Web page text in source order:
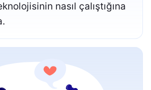
nasıl çalıştığına